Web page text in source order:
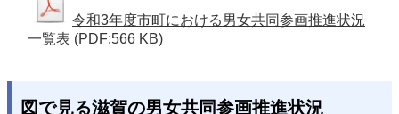
令和3年度市町における男女共同参画推進状況
一覧表 (PDF:566 KB)
図で見る滋賀の男女共同参画推進状況